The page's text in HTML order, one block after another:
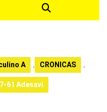
A , CRONICAS ,
61 Adesavi